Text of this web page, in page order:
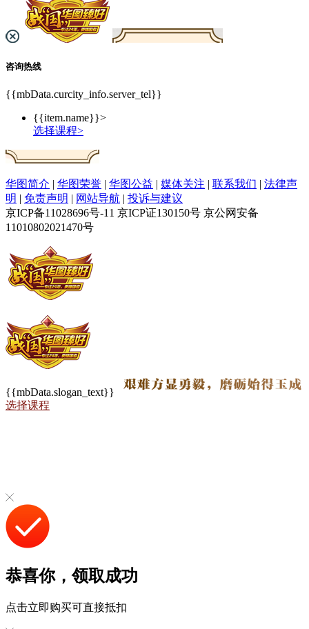
咨询热线
{{mbData.curcity_info.server_tel}}
{{item.name}}>
选择课程>
华图简介 | 华图荣誉 | 华图公益 | 媒体关注 | 联系我们 | 法律声
明 | 免责声明 | 网站导航 | 投诉与建议
京ICP备11028696号-11 京ICP证130150号 京公网安备
11010802021470号
{{mbData.slogan_text}}
选择课程
恭喜你，领取成功
点击立即购买可直接抵扣